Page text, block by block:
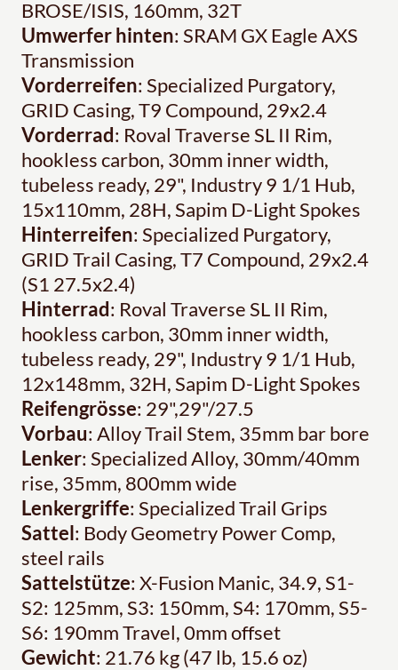
BROSE/ISIS, 160mm, 32T
Umwerfer hinten: SRAM GX Eagle AXS
Transmission
Vorderreifen: Specialized Purgatory,
GRID Casing, T9 Compound, 29x2.4
Vorderrad: Roval Traverse SL II Rim,
hookless carbon, 30mm inner width,
tubeless ready, 29", Industry 9 1/1 Hub,
15x110mm, 28H, Sapim D-Light Spokes
Hinterreifen: Specialized Purgatory,
GRID Trail Casing, T7 Compound, 29x2.4
(S1 27.5x2.4)
Hinterrad: Roval Traverse SL II Rim,
hookless carbon, 30mm inner width,
tubeless ready, 29", Industry 9 1/1 Hub,
12x148mm, 32H, Sapim D-Light Spokes
Reifengrösse: 29",29"/27.5
Vorbau: Alloy Trail Stem, 35mm bar bore
Lenker: Specialized Alloy, 30mm/40mm
rise, 35mm, 800mm wide
Lenkergriffe: Specialized Trail Grips
Sattel: Body Geometry Power Comp,
steel rails
Sattelstütze: X-Fusion Manic, 34.9, S1-
S2: 125mm, S3: 150mm, S4: 170mm, S5-
S6: 190mm Travel, 0mm offset
Gewicht: 21.76 kg (47 lb, 15.6 oz)